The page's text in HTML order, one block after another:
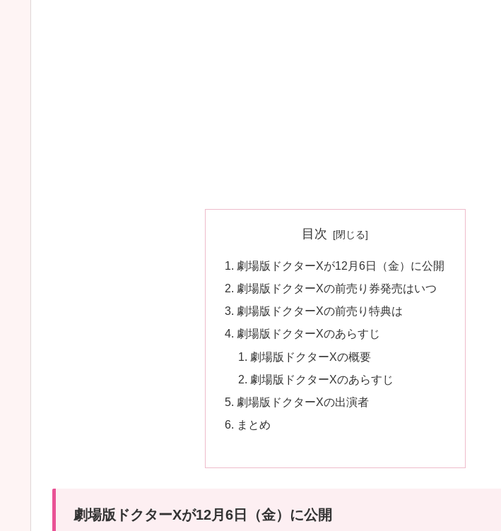
目次
劇場版ドクターXが12月6日（金）に公開
劇場版ドクターXの前売り券発売はいつ
劇場版ドクターXの前売り特典は
劇場版ドクターXのあらすじ
劇場版ドクターXの概要
劇場版ドクターXのあらすじ
劇場版ドクターXの出演者
まとめ
劇場版ドクターXが12月6日（金）に公開